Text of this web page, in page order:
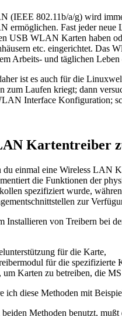
(IEEE 802.11b/a/g) wird
ermöglichen. Fast jeder neue
USB WLAN Karten haben
etc. eingerichtet. Das
Arbeits- und täglichen Leben
ist es auch für die
zum Laufen kriegt; dann
Interface Konfiguration;
Kartentreiber
du einmal eine Wireless LAN
die Funktionen der
spezifiziert wurde,
zur
Installieren von Treibern bei
für die Karte,
für die spezifizierte
Karten zu betreiben, die
ich diese Methoden mit
Methoden benutzt,